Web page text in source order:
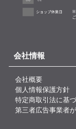
会社情報
会社概要
個人情報保護方針
特定商取引法に基
第三者広告事業者